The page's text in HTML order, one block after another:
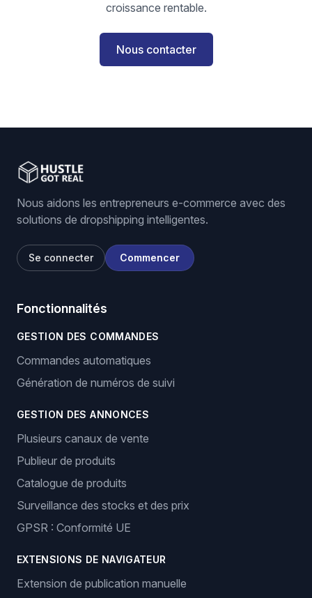
croissance rentable.
Nous contacter
Nous aidons les entrepreneurs e-commerce avec des
solutions de dropshipping intelligentes.
Se connecter Commencer
Fonctionnalités
GESTION DES COMMANDES
Commandes automatiques
Génération de numéros de suivi
GESTION DES ANNONCES
Plusieurs canaux de vente
Publieur de produits
Catalogue de produits
Surveillance des stocks et des prix
GPSR : Conformité UE
EXTENSIONS DE NAVIGATEUR
Extension de publication manuelle